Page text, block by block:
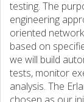
testing. The
engineering
oriented
based on
we will build
tests, monitor
analysis. The